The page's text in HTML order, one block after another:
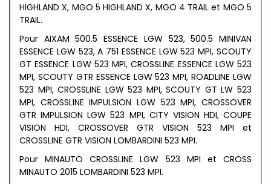
HIGHLAND X, MGO 5 HIGHLAND X, MGO 4 TRAIL et MGO 5
TRAIL.
Pour AIXAM 500.5 ESSENCE LGW 523, 500.5 MINIVAN
ESSENCE LGW 523, A 751 ESSENCE LGW 523 MPI, SCOUTY
GT ESSENCE LGW 523 MPI, CROSSLINE ESSENCE LGW 523
MPI, SCOUTY GTR ESSENCE LGW 523 MPI, ROADLINE LGW
523 MPI, CROSSLINE LGW 523 MPI, SCOUTY GT LW 523
MPI, CROSSLINE IMPULSION LGW 523 MPI, CROSSOVER
GTR IMPULSION LGW 523 MPI, CITY VISION HDI, COUPE
VISION HDI, CROSSOVER GTR VISION 523 MPI et
CROSSLINE GTR VISION LOMBARDINI 523 MPI.
Pour MINAUTO CROSSLINE LGW 523 MPI et CROSS
MINAUTO 2015 LOMBARDINI 523 MPI.